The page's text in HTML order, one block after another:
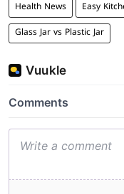
Health News Easy
Glass Jar vs Plastic Jar